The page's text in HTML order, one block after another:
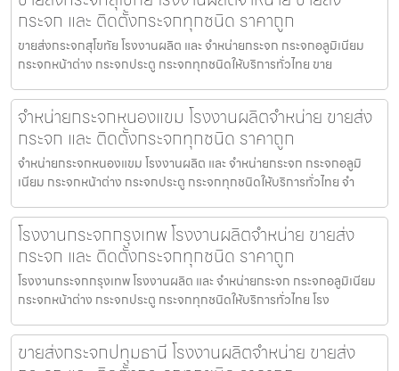
กระจก และ ติดตั้งกระจกทุกชนิด ราคาถูก
ขายส่งกระจกสุโขทัย โรงงานผลิต และ จำหน่ายกระจก กระจกอลูมิเนียม
กระจกหน้าต่าง กระจกประตู กระจกทุกชนิดให้บริการทั่วไทย ขาย
จำหน่ายกระจกหนองแขม โรงงานผลิตจำหน่าย ขายส่ง
กระจก และ ติดตั้งกระจกทุกชนิด ราคาถูก
จำหน่ายกระจกหนองแขม โรงงานผลิต และ จำหน่ายกระจก กระจกอลูมิ
เนียม กระจกหน้าต่าง กระจกประตู กระจกทุกชนิดให้บริการทั่วไทย จำ
โรงงานกระจกกรุงเทพ โรงงานผลิตจำหน่าย ขายส่ง
กระจก และ ติดตั้งกระจกทุกชนิด ราคาถูก
โรงงานกระจกกรุงเทพ โรงงานผลิต และ จำหน่ายกระจก กระจกอลูมิเนียม
กระจกหน้าต่าง กระจกประตู กระจกทุกชนิดให้บริการทั่วไทย โรง
ขายส่งกระจกปทุมธานี โรงงานผลิตจำหน่าย ขายส่ง